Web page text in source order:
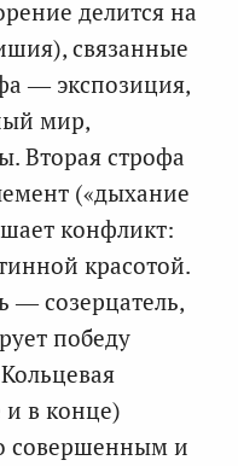
делится на
связанные
— экспозиция,
мир,
Вторая строфа
(«дыхание
конфликт:
красотой.
— созерцатель,
победу
и в конце)
совершенным и